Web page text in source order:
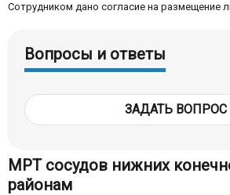
Сотрудником дано согласие на размещение
Вопросы и ответы
ЗАДАТЬ ВОПРОС
МРТ сосудов нижних
районам